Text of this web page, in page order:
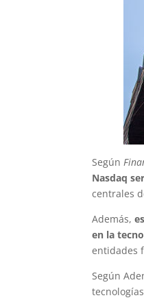
Según
Nasdaq
centrales
Además,
en la
entidades
Según